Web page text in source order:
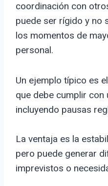
coordinación con
puede ser rígido y no
los momentos de
personal.
Un ejemplo típico es
que debe cumplir con
incluyendo pausas
La ventaja es la
pero puede generar
imprevistos o